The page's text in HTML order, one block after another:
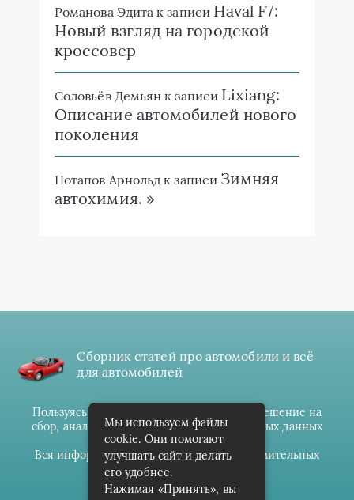
Романова Эдита к записи Haval F7:
Новый взгляд на городской
кроссовер
Соловьёв Демьян к записи Lixiang:
Описание автомобилей нового
поколения
Потапов Арнольд к записи Зимняя
автохимия. »
Сборник статей про автомобили и всё
для автомобилей
Пользуясь данным ресурсом вы даёте разрешение на
сбор, анализ и хранение своих персональных данных
согласноПравилам
Вся информация предоставлена в ознакомительных
целях.
Мы используем файлы
cookie. Они помогают
улучшать сайт и делать
его удобнее.
Нажимая «Принять», вы